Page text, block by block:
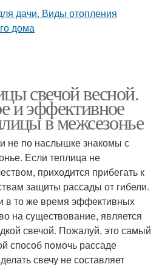
свечой весной.
и эффективное
в межсезонье
не по наслышке знакомы с
Если теплица не
приходится прибегать к
защиты рассады от гибели.
в то же время эффективных
на существование, является
свечой. Пожалуй, это самый
способ помочь рассаде
свечу не составляет